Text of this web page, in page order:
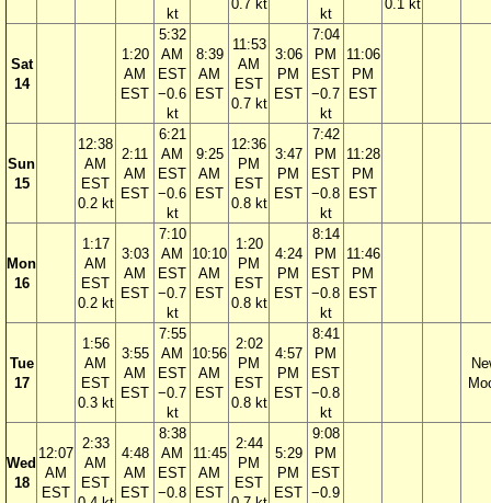
kt
0.7 kt
kt
0.1 kt
Sat
14
1:20
AM
EST
5:32
AM
EST
−0.6
kt
8:39
AM
EST
11:53
AM
EST
0.7 kt
3:06
PM
EST
7:04
PM
EST
−0.7
kt
11:06
PM
EST
Sun
15
12:38
AM
EST
0.2 kt
2:11
AM
EST
6:21
AM
EST
−0.6
kt
9:25
AM
EST
12:36
PM
EST
0.8 kt
3:47
PM
EST
7:42
PM
EST
−0.8
kt
11:28
PM
EST
Mon
16
1:17
AM
EST
0.2 kt
3:03
AM
EST
7:10
AM
EST
−0.7
kt
10:10
AM
EST
1:20
PM
EST
0.8 kt
4:24
PM
EST
8:14
PM
EST
−0.8
kt
11:46
PM
EST
Tue
17
1:56
AM
EST
0.3 kt
3:55
AM
EST
7:55
AM
EST
−0.7
kt
10:56
AM
EST
2:02
PM
EST
0.8 kt
4:57
PM
EST
8:41
PM
EST
−0.8
kt
Wed
18
12:07
AM
EST
2:33
AM
EST
4:48
AM
EST
8:38
AM
EST
−0.8
11:45
AM
EST
2:44
PM
EST
5:29
PM
EST
9:08
PM
EST
−0.9